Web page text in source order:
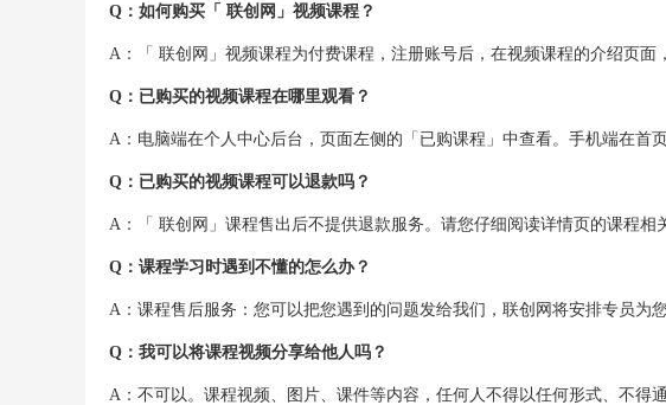
Q：如何购买「 联创网」视频课程？
A：「 联创网」视频课程为付费课程，注册账号后，在视频课程的介绍页面
Q：已购买的视频课程在哪里观看？
A：电脑端在个人中心后台，页面左侧的「已购课程」中查看。手机端在首
Q：已购买的视频课程可以退款吗？
A：「 联创网」课程售出后不提供退款服务。请您仔细阅读详情页的课程相
Q：课程学习时遇到不懂的怎么办？
A：课程售后服务：您可以把您遇到的问题发给我们，联创网将安排专员为您
Q：我可以将课程视频分享给他人吗？
A：不可以。课程视频、图片、课件等内容，任何人不得以任何形式、不得